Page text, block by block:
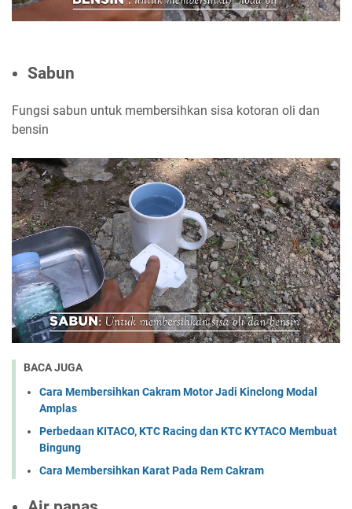
Sabun
Fungsi sabun untuk membersihkan sisa kotoran oli dan
bensin
BACA JUGA
Cara Membersihkan Cakram Motor Jadi Kinclong Modal
Amplas
Perbedaan KITACO, KTC Racing dan KTC KYTACO Membuat
Bingung
Cara Membersihkan Karat Pada Rem Cakram